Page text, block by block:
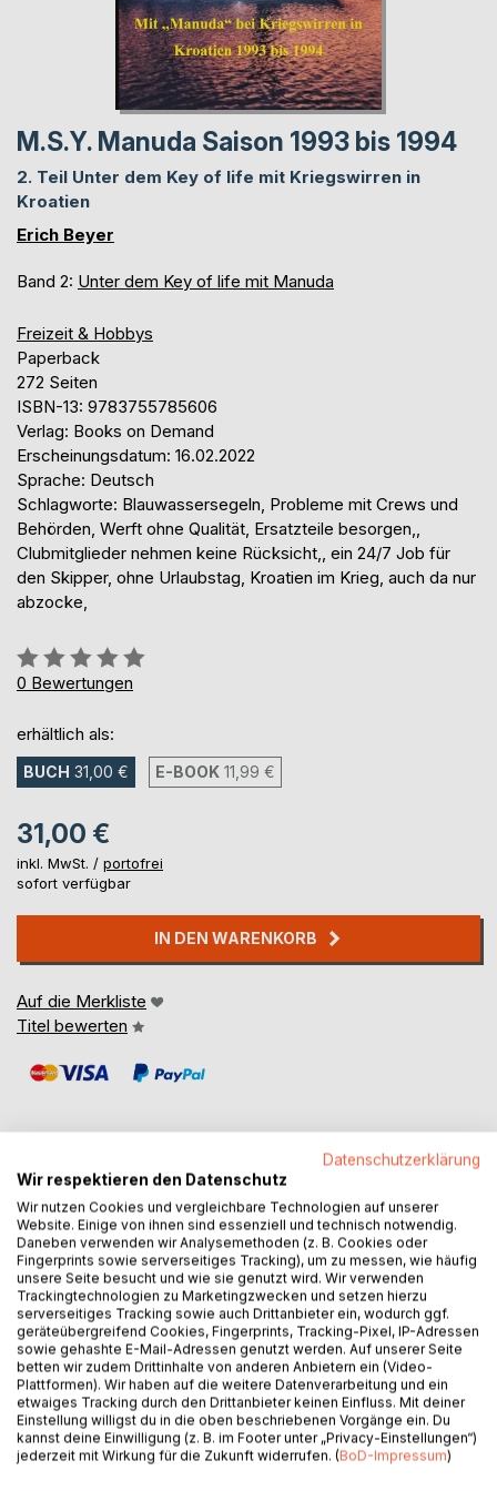
M.S.Y. Manuda Saison 1993 bis 1994
2. Teil Unter dem Key of life mit Kriegswirren in
Kroatien
Erich Beyer
Band 2: Unter dem Key of life mit Manuda
Freizeit & Hobbys
Paperback
272 Seiten
ISBN-13: 9783755785606
Verlag: Books on Demand
Erscheinungsdatum: 16.02.2022
Sprache: Deutsch
Schlagworte: Blauwassersegeln, Probleme mit Crews und
Behörden, Werft ohne Qualität, Ersatzteile besorgen,,
Clubmitglieder nehmen keine Rücksicht,, ein 24/7 Job für
den Skipper, ohne Urlaubstag, Kroatien im Krieg, auch da nur
abzocke,
Bewertung::
0%
0 Bewertungen
erhältlich als:
BUCH 31,00 € E-BOOK 11,99 €
31,00 €
inkl. MwSt. / portofrei
sofort verfügbar
IN DEN WARENKORB
Auf die Merkliste
Titel bewerten
BESCHREIBUNG
Ein muß für alle die wissen wollen was es heißt ein Boot
auf einer Werft in Malta für den Clubbetrieb her zu richten.
Für diejenigen, die vor haben einmal das Fahrtensegeln
anzustreben, oder auch nur ein Boot zu kaufen. Es zeigt die
ungeschminkte Wahrheit über das Leben auf einem
Segelboot und all die Probleme die auftauchen können,
auch wenn man vorher glaubt, alles bedacht zu haben. Es
geht um das "Blauwassersegeln" und zeigt die Dinge auf,
die wirklich passieren. Nach dem Motto: "Fahrtensegeln
heißt, in den paradiesischsten Buchten, das Boot zu
Datenschutzerklärung
Wir respektieren den Datenschutz
Wir nutzen Cookies und vergleichbare Technologien auf unserer
Website. Einige von ihnen sind essenziell und technisch notwendig.
Daneben verwenden wir Analysemethoden (z. B. Cookies oder
Fingerprints sowie serverseitiges Tracking), um zu messen, wie häufig
unsere Seite besucht und wie sie genutzt wird. Wir verwenden
Trackingtechnologien zu Marketingzwecken und setzen hierzu
serverseitiges Tracking sowie auch Drittanbieter ein, wodurch ggf.
geräteübergreifend Cookies, Fingerprints, Tracking-Pixel, IP-Adressen
sowie gehashte E-Mail-Adressen genutzt werden. Auf unserer Seite
betten wir zudem Drittinhalte von anderen Anbietern ein (Video-
Plattformen). Wir haben auf die weitere Datenverarbeitung und ein
etwaiges Tracking durch den Drittanbieter keinen Einfluss. Mit deiner
Einstellung willigst du in die oben beschriebenen Vorgänge ein. Du
kannst deine Einwilligung (z. B. im Footer unter „Privacy-Einstellungen“)
jederzeit mit Wirkung für die Zukunft widerrufen. (BoD-Impressum)